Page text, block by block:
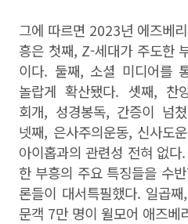
그에 따르면 2023년 에즈베
흥은 첫째, Z-세대가 주도한
이다. 둘째, 소셜 미디어를
놀랍게 확산됐다. 셋째, 찬
회개, 성경봉독, 간증이 넘
넷째, 은사주의운동, 신사도
아이홉과의 관련성 전혀 없
한 부흥의 주요 특징들을 수
론들이 대서특필했다. 일곱
문객 7만 명이 윌모어 애즈베